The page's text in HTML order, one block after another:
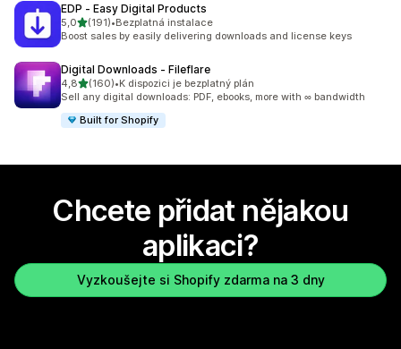
EDP ‑ Easy Digital Products
5,0z 5 hvězd
(191)
Celkový počet recenzí: 191
•Bezplatná instalace
Boost sales by easily delivering downloads and license keys
Digital Downloads ‑ Fileflare
4,8z 5 hvězd
(160)
Celkový počet recenzí: 160
•K dispozici je bezplatný plán
Sell any digital downloads: PDF, ebooks, more with ∞ bandwidth
Built for Shopify
Chcete přidat nějakou
aplikaci?
Vyzkoušejte si Shopify zdarma na 3 dny